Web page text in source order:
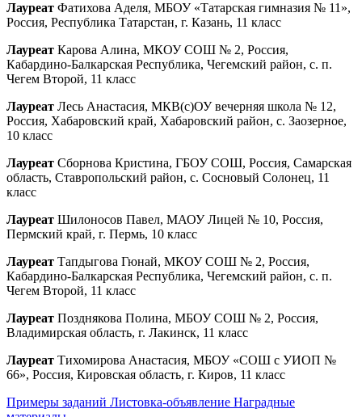
Лауреат Фатихова Аделя, МБОУ «Татарская гимназия № 11»,
Россия, Республика Татарстан, г. Казань, 11 класс
Лауреат Карова Алина, МКОУ СОШ № 2, Россия,
Кабардино-Балкарская Республика, Чегемский район, с. п.
Чегем Второй, 11 класс
Лауреат Лесь Анастасия, МКВ(с)ОУ вечерняя школа № 12,
Россия, Хабаровский край, Хабаровский район, с. Заозерное,
10 класс
Лауреат Сборнова Кристина, ГБОУ СОШ, Россия, Самарская
область, Ставропольский район, с. Сосновый Солонец, 11
класс
Лауреат Шилоносов Павел, МАОУ Лицей № 10, Россия,
Пермский край, г. Пермь, 10 класс
Лауреат Тапдыгова Гюнай, МКОУ СОШ № 2, Россия,
Кабардино-Балкарская Республика, Чегемский район, с. п.
Чегем Второй, 11 класс
Лауреат Позднякова Полина, МБОУ СОШ № 2, Россия,
Владимирская область, г. Лакинск, 11 класс
Лауреат Тихомирова Анастасия, МБОУ «СОШ с УИОП №
66», Россия, Кировская область, г. Киров, 11 класс
Примеры заданий Листовка-объявление Наградные